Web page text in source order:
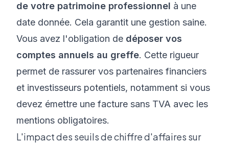
de votre patrimoine professionnel à une
date donnée. Cela garantit une gestion saine.
Vous avez l'obligation de déposer vos
comptes annuels au greffe. Cette rigueur
permet de rassurer vos partenaires financiers
et investisseurs potentiels, notamment si vous
devez émettre une facture sans TVA avec les
mentions obligatoires.
L'impact des seuils de chiffre d'affaires sur